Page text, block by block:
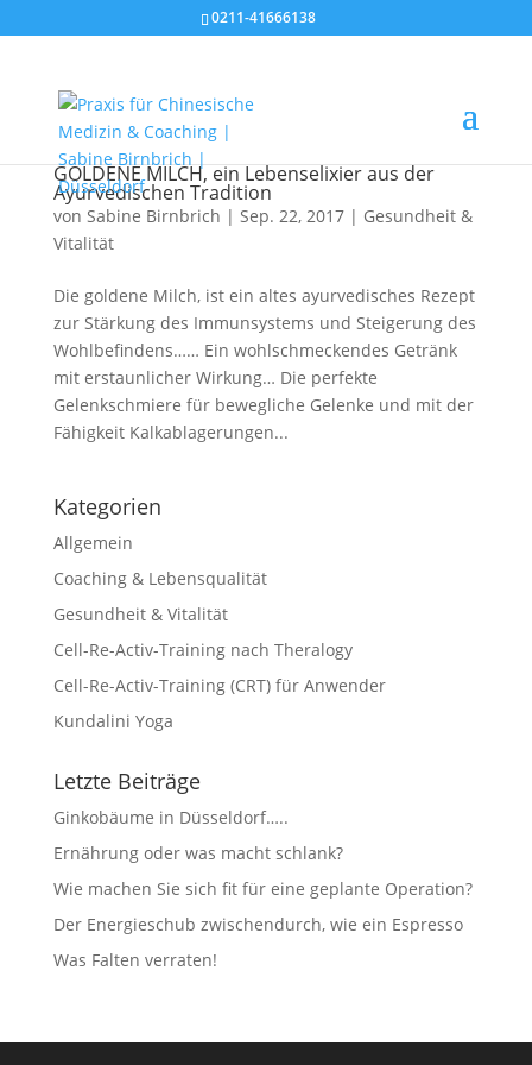
0211-41666138
GOLDENE MILCH, ein Lebenselixier aus der
Ayurvedischen Tradition
von Sabine Birnbrich | Sep. 22, 2017| Gesundheit &
Vitalität
Die goldene Milch, ist ein altes ayurvedisches Rezept
zur Stärkung des Immunsystems und Steigerung des
Wohlbefindens…… Ein wohlschmeckendes Getränk
mit erstaunlicher Wirkung… Die perfekte
Gelenkschmiere für bewegliche Gelenke und mit der
Fähigkeit Kalkablagerungen...
Kategorien
Allgemein
Coaching & Lebensqualität
Gesundheit & Vitalität
Cell-Re-Activ-Training nach Theralogy
Cell-Re-Activ-Training (CRT) für Anwender
Kundalini Yoga
Letzte Beiträge
Ginkobäume in Düsseldorf…..
Ernährung oder was macht schlank?
Wie machen Sie sich fit für eine geplante Operation?
Der Energieschub zwischendurch, wie ein Espresso
Was Falten verraten!